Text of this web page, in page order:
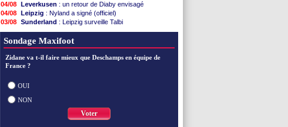
04/08 Leverkusen : un retour de Diaby envisagé
04/08 Leipzig : Nyland a signé (officiel)
03/08 Sunderland : Leipzig surveille Talbi
03/08 Bayern: Eberl prévient les indésirables
03/08 Dortmund: Karetsas signe pour 33 M€ (off.)
03/08 Hoffenheim: Daghim pour 13 M€ (officiel)
02/08 Naples: direction Schalke 04 pour Lindstrøm
02/08 Dortmund
01/08
Leipzig
30/07
Bayern
Voir toutes les brèves
Sondage Maxifoot
Zidane va t-il faire mieux que Deschamps en équipe de
France ?
OUI
NON
Voter